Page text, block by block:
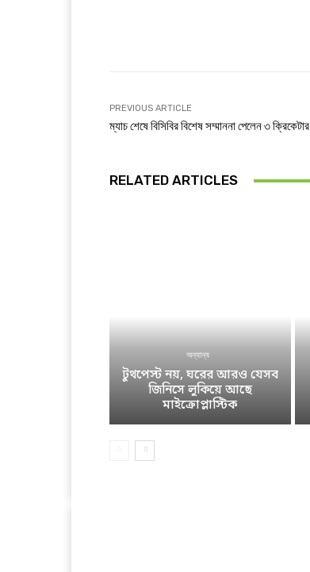
PREVIOUS ARTICLE
ম্যাচ শেষে বিসিবির বিশেষ সম্মাননা পেলেন ৩ ক্রিকেটার
RELATED ARTICLES
অন্যান্য
টুথপেস্ট নয়, ঘরের আরও যেসব
জিনিসে লুকিয়ে আছে
মাইক্রোপ্লাস্টিক